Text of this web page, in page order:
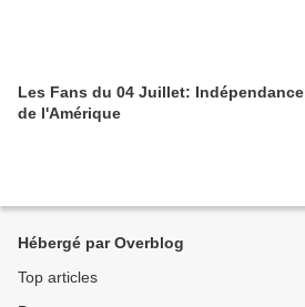
Les Fans du 04 Juillet: Indépendance
de l'Amérique
Hébergé par Overblog
Top articles